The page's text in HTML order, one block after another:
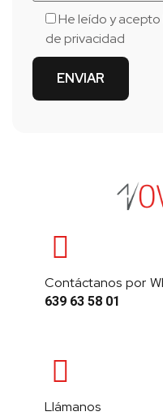
He leído y
de privacidad
Contáctanos por
639 63 58 01
Llámanos